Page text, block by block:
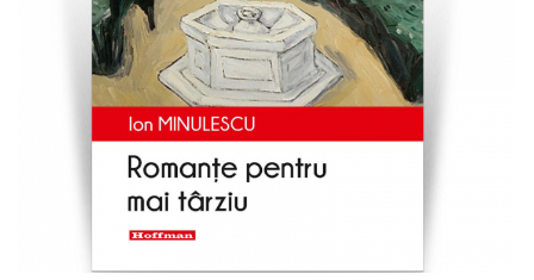
Literatura
Contemporana